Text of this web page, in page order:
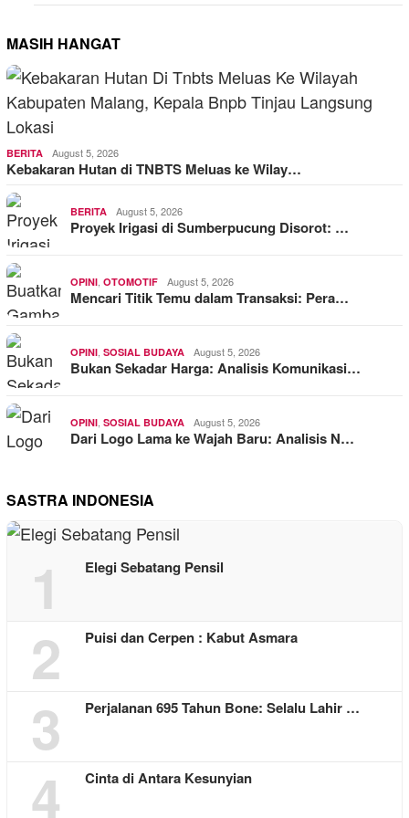
MASIH HANGAT
BERITA August 5, 2026
Kebakaran Hutan di TNBTS Meluas ke Wilay…
BERITA August 5, 2026
Proyek Irigasi di Sumberpucung Disorot: …
OPINI, OTOMOTIF August 5, 2026
Mencari Titik Temu dalam Transaksi: Pera…
OPINI, SOSIAL BUDAYA August 5, 2026
Bukan Sekadar Harga: Analisis Komunikasi…
OPINI, SOSIAL BUDAYA August 5, 2026
Dari Logo Lama ke Wajah Baru: Analisis N…
SASTRA INDONESIA
1 Elegi Sebatang Pensil
2 Puisi dan Cerpen : Kabut Asmara
3 Perjalanan 695 Tahun Bone: Selalu Lahir …
4 Cinta di Antara Kesunyian